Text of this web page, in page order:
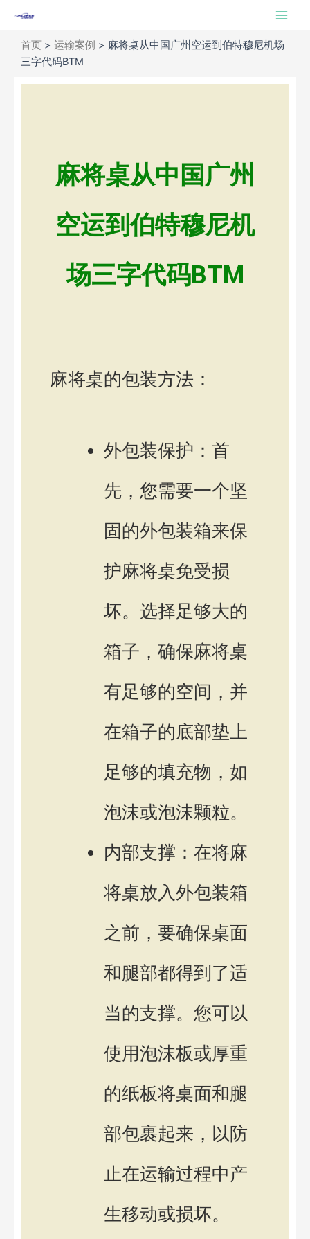
Main
首页 > 运输案例 > 麻将桌从中国广州空运到伯特穆尼机场
三字代码BTM
麻将桌从中国广州
空运到伯特穆尼机
场三字代码BTM
麻将桌的包装方法：
外包装保护：首
先，您需要一个坚
固的外包装箱来保
护麻将桌免受损
坏。选择足够大的
箱子，确保麻将桌
有足够的空间，并
在箱子的底部垫上
足够的填充物，如
泡沫或泡沫颗粒。
内部支撑：在将麻
将桌放入外包装箱
之前，要确保桌面
和腿部都得到了适
当的支撑。您可以
使用泡沫板或厚重
的纸板将桌面和腿
部包裹起来，以防
止在运输过程中产
生移动或损坏。